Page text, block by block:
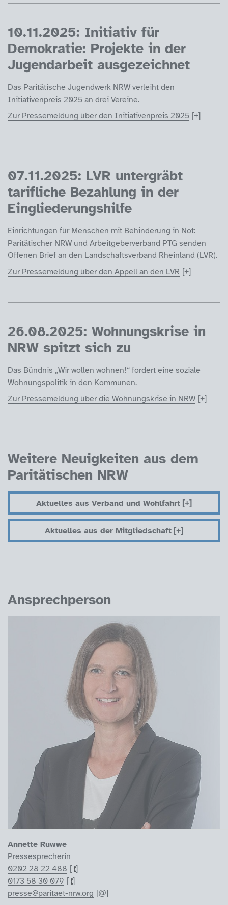
10.11.2025: Initiativ für
Demokratie: Projekte in der
Jugendarbeit ausgezeichnet
Das Paritätische Jugendwerk NRW verleiht den
Initiativenpreis 2025 an drei Vereine.
Zur Pressemeldung über den Initiativenpreis 2025
07.11.2025: LVR untergräbt
tarifliche Bezahlung in der
Eingliederungshilfe
Einrichtungen für Menschen mit Behinderung in Not:
Paritätischer NRW und Arbeitgeberverband PTG senden
Offenen Brief an den Landschaftsverband Rheinland (LVR).
Zur Pressemeldung über den Appell an den LVR
26.08.2025: Wohnungskrise in
NRW spitzt sich zu
Das Bündnis „Wir wollen wohnen!“ fordert eine soziale
Wohnungspolitik in den Kommunen.
Zur Pressemeldung über die Wohnungskrise in NRW
Weitere Neuigkeiten aus dem
Paritätischen NRW
Aktuelles aus Verband und Wohlfahrt
Aktuelles aus der Mitgliedschaft
Ansprechperson
Annette Ruwwe
Pressesprecherin
0202 28 22 488
0173 58 30 079
presse@paritaet-nrw.org